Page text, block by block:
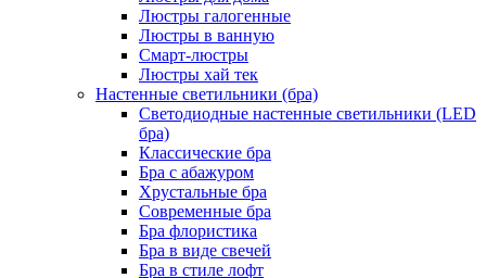
Люстры галогенные
Люстры в ванную
Смарт-люстры
Люстры хай тек
Настенные светильники (бра)
Светодиодные настенные светильники (LED
бра)
Классические бра
Бра с абажуром
Хрустальные бра
Современные бра
Бра флористика
Бра в виде свечей
Бра в стиле лофт